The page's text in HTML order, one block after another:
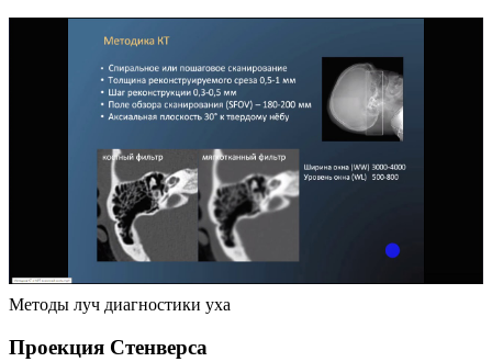
Методы луч диагностики уха
Проекция Стенверса